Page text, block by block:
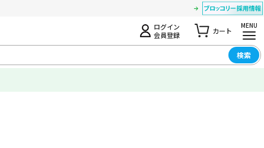
ログイン
会員登録
カート
MENU
検索